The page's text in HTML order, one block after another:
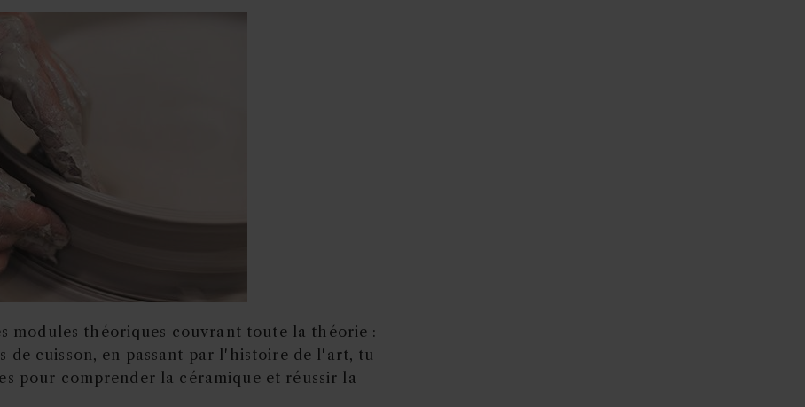
modules théoriques couvrant toute la théorie :
de cuisson, en passant par l'histoire de l'art, tu
pour comprender la céramique et réussir la